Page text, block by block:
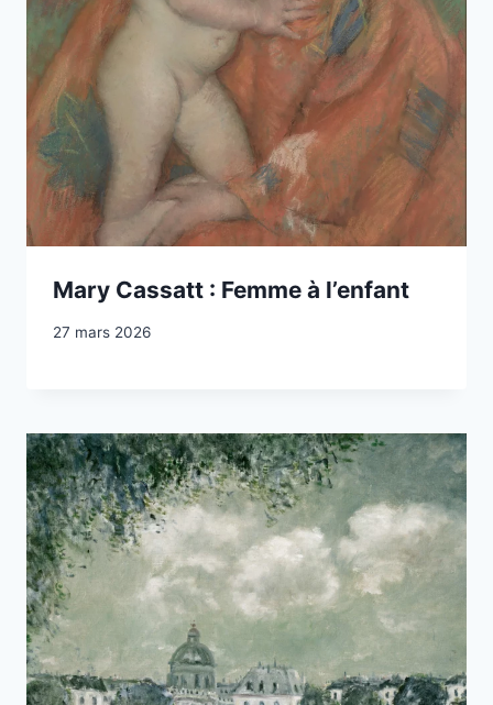
Mary Cassatt : Femme à l’enfant
27 mars 2026